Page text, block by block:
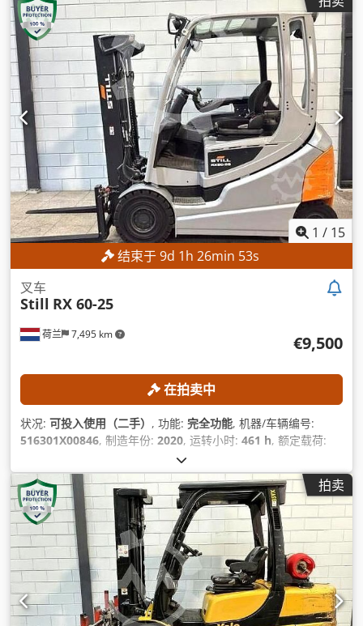
1 / 15
结束于9d 1h 26min 50s
荷兰 7,495 km
叉车
Still RX 60-25
€9,500
在拍卖中
状况: 可投入使用（二手） , 功能: 完全功能, 机器/车辆编号:
516301X00846, 制造年份: 2020, 运转小时: 461 h, 额定载荷:
2,950 毫米
型:双工, 叉长:1,200 毫米,
拍卖